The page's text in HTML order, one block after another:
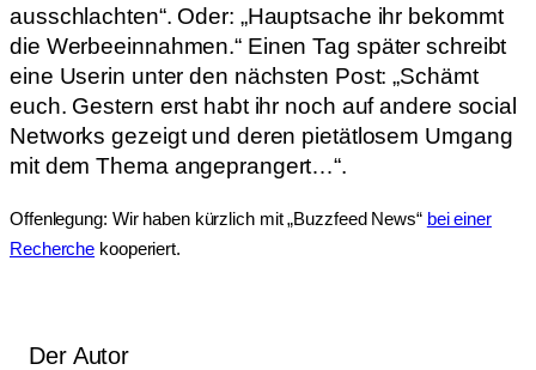
ausschlachten“. Oder: „Hauptsache ihr bekommt
die Werbeeinnahmen.“ Einen Tag später schreibt
eine Userin unter den nächsten Post: „Schämt
euch. Gestern erst habt ihr noch auf andere social
Networks gezeigt und deren pietätlosem Umgang
mit dem Thema angeprangert…“.
Offenlegung: Wir haben kürzlich mit „Buzzfeed News“ bei einer
Recherche kooperiert.
Der Autor